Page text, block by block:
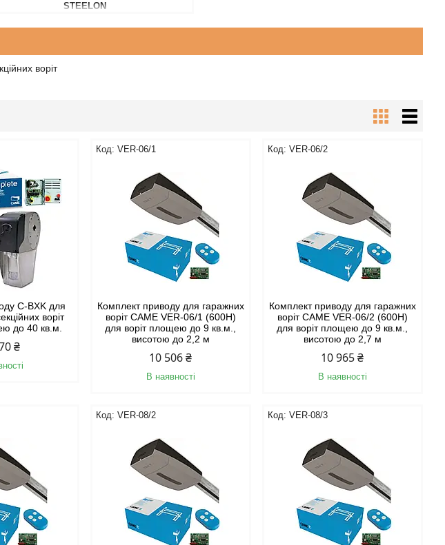
STEELON
воріт
C-BXK для
воріт
до 40 кв.м.
₴
VER-06/1
Комплект приводу для гаражних
воріт CAME VER-06/1 (600H)
для воріт площею до 9 кв.м.,
висотою до 2,2 м
10 506 ₴
В наявності
VER-06/2
Комплект приводу для гаражних
воріт CAME VER-06/2 (600H)
для воріт площею до 9 кв.м.,
висотою до 2,7 м
10 965 ₴
В наявності
VER-08/2 VER-08/3